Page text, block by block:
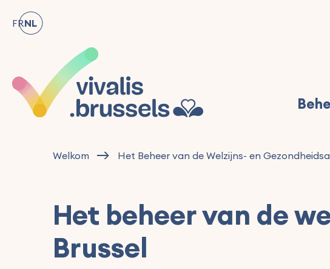
FRNL
Welkom Het Beheer van de Welzijns- en
Het beheer van de
Brussel